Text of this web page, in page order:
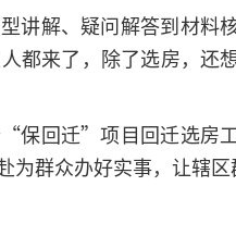
讲解、疑问解答到材
都来了，除了选房，
保回迁”项目回迁选房
群众办好实事，让辖